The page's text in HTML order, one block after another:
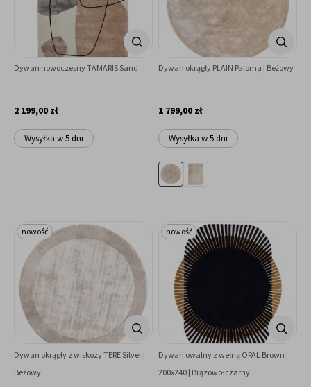
Dywan nowoczesny TAMARIS Sand
2 199,00 zł
Wysyłka w 5 dni
Dywan okrągły PLAIN Paloma | Beżowy
1 799,00 zł
Wysyłka w 5 dni
Dywan okrągły z wiskozy TERE Silver |
Beżowy
nowość
Dywan owalny z wełną OPAL Brown |
200x240 | Brązowo-czarny
nowość